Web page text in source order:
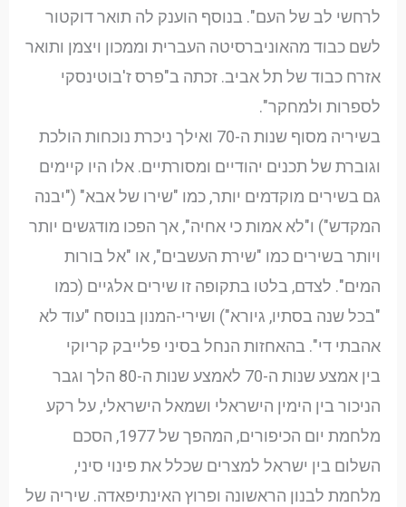
לרחשי לב של העם". בנוסף הוענק לה תואר דוקטור
לשם כבוד מהאוניברסיטה העברית וממכון ויצמן ותואר
אזרח כבוד של תל אביב. זכתה ב"פרס ז'בוטינסקי
לספרות ולמחקר".
בשיריה מסוף שנות ה-70 ואילך ניכרת נוכחות הולכת
וגוברת של תכנים יהודיים ומסורתיים. אלו היו קיימים
גם בשירים מוקדמים יותר, כמו "שירו של אבא" ("יבנה
המקדש") ו"לא אמות כי אחיה", אך הפכו מודגשים יותר
ויותר בשירים כמו "שירת העשבים", או "אל בורות
המים". לצדם, בלטו בתקופה זו שירים אלגיים (כמו
"בכל שנה בסתיו, גיורא") ושירי-המנון בנוסח "עוד לא
אהבתי די". בהאחזות הנחל בסיני פלייבק קריוקי
בין אמצע שנות ה-70 לאמצע שנות ה-80 הלך וגבר
הניכור בין הימין הישראלי ושמאל הישראלי, על רקע
מלחמת יום הכיפורים, המהפך של 1977, הסכם
השלום בין ישראל למצרים שכלל את פינוי סיני,
מלחמת לבנון הראשונה ופרוץ האינתיפאדה. שיריה של